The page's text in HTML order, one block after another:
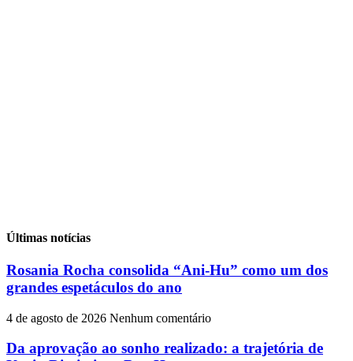
Últimas notícias
Rosania Rocha consolida “Ani-Hu” como um dos
grandes espetáculos do ano
4 de agosto de 2026 Nenhum comentário
Da aprovação ao sonho realizado: a trajetória de